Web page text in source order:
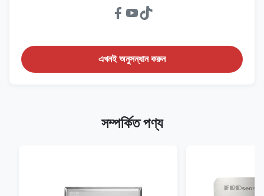
এখনই অনুসন্ধান করুন
সম্পর্কিত পণ্য